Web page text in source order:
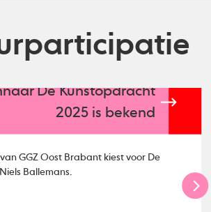
De Kunstopdracht
2025 is bekend
GGZ Oost Brabant kiest voor De
Ballemans.